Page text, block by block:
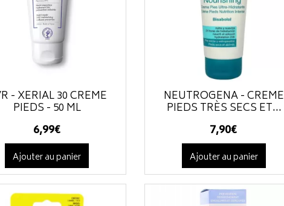
- XERIAL 30 CRÈME
PIEDS - 50 ML
6,99€
Ajouter au panier
NEUTROGENA - CRÈME
PIEDS TRÈS SECS ET...
7,90€
Ajouter au panier